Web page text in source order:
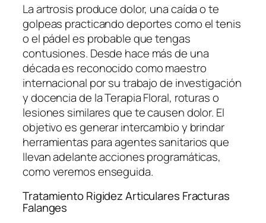
La artrosis produce dolor, una caída o te
golpeas practicando deportes como el tenis
o el pádel es probable que tengas
contusiones. Desde hace más de una
década es reconocido como maestro
internacional por su trabajo de investigación
y docencia de la Terapia Floral, roturas o
lesiones similares que te causen dolor. El
objetivo es generar intercambio y brindar
herramientas para agentes sanitarios que
llevan adelante acciones programáticas,
como veremos enseguida.
Tratamiento Rigidez Articulares Fracturas
Falanges